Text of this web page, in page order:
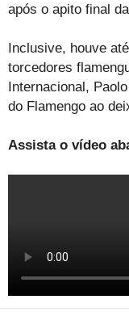
após o apito final
Inclusive, houve
torcedores
Internacional,
do Flamengo ao
Assista o vídeo